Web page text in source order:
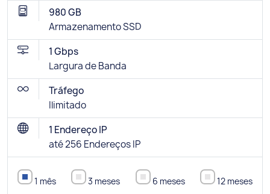
980 GB
Armazenamento SSD
1 Gbps
Largura de Banda
Tráfego
Ilimitado
1 Endereço IP
até 256 Endereços IP
1 mês 3 meses 6 meses 12 meses